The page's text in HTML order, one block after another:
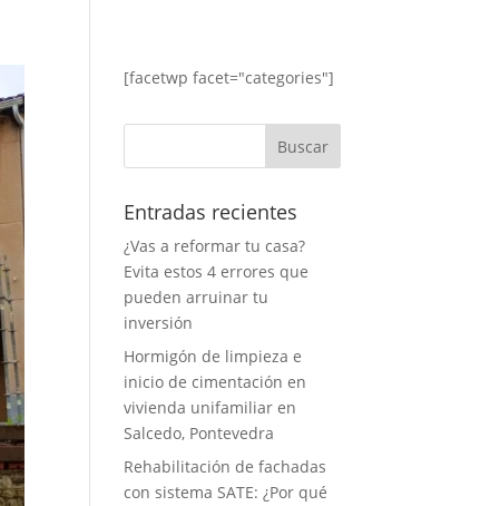
[facetwp facet="categories"]
Entradas recientes
¿Vas a reformar tu casa?
Evita estos 4 errores que
pueden arruinar tu
inversión
Hormigón de limpieza e
inicio de cimentación en
vivienda unifamiliar en
Salcedo, Pontevedra
Rehabilitación de fachadas
con sistema SATE: ¿Por qué